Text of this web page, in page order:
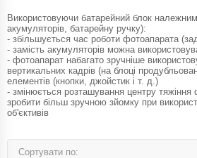
Використовуючи батарейний блок
акумуляторів, батарейну ручку):
- збільшується час роботи фотоапарата
- замість акумуляторів можна
- фотоапарат набагато зручніше
вертикальних кадрів (на блоці
елементів (кнопки, джойстик і т. д.)
- змінюється розташування центру
зробити більш зручною зйомку при
об'єктивів
Сортувати по: